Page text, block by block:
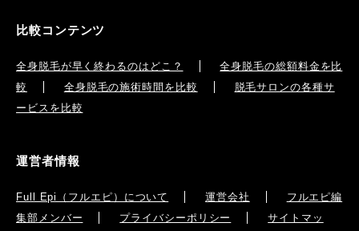
比較コンテンツ
全身脱毛が早く終わるのはどこ？
全身脱毛の総額料金を比
較
全身脱毛の施術時間を比較
脱毛サロンの各種サ
ービスを比較
運営者情報
Full Epi（フルエピ）について 運営会社
フルエピ編
集部メンバー
プライバシーポリシー サイトマッ